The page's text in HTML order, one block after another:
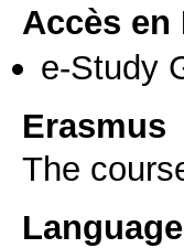
Accès en
e-Study
Erasmus
The